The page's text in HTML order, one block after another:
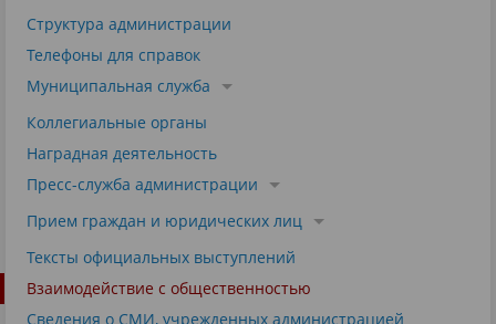
Структура администрации
Телефоны для справок
Муниципальная служба
Коллегиальные органы
Наградная деятельность
Пресс-служба администрации
Прием граждан и юридических лиц
Тексты официальных выступлений
Взаимодействие с общественностью
Сведения о СМИ, учрежденных администрацией